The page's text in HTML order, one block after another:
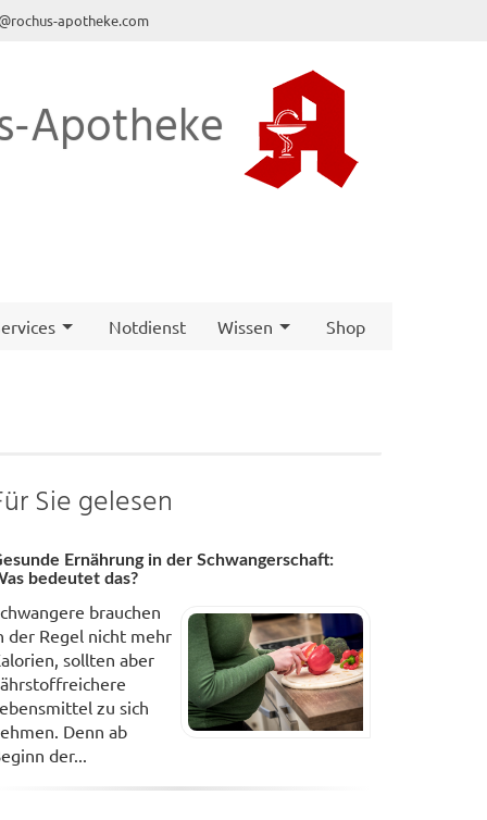
apotheke.com
Apotheke
Notdienst Wissen Shop
Sie gelesen
Ernährung in der Schwangerschaft:
bedeutet das?
brauchen
der Regel nicht mehr
sollten aber
zu sich
Denn ab
der...